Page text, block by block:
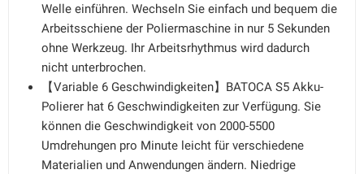
Welle einführen. Wechseln Sie einfach und bequem die
Arbeitsschiene der Poliermaschine in nur 5 Sekunden
ohne Werkzeug. Ihr Arbeitsrhythmus wird dadurch
nicht unterbrochen.
【Variable 6 Geschwindigkeiten】BATOCA S5 Akku-
Polierer hat 6 Geschwindigkeiten zur Verfügung. Sie
können die Geschwindigkeit von 2000-5500
Umdrehungen pro Minute leicht für verschiedene
Materialien und Anwendungen ändern. Niedrige